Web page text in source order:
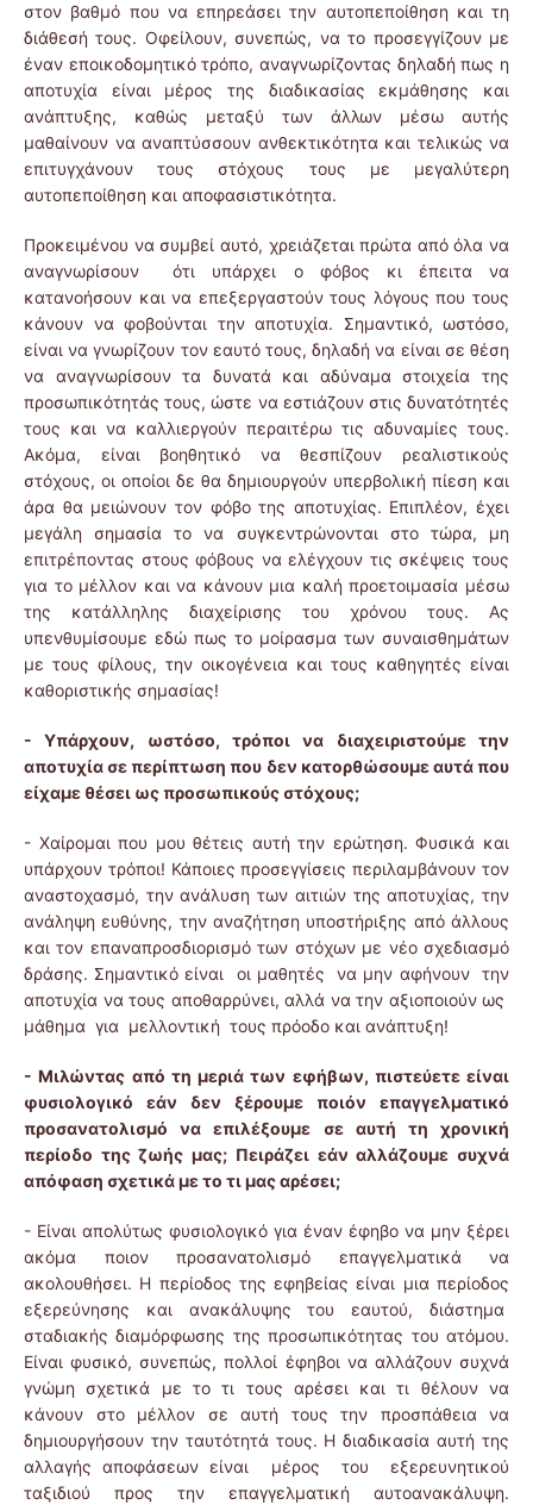
στον βαθμό που να επηρεάσει την αυτοπεποίθηση και τη
διάθεσή τους. Οφείλουν, συνεπώς, να το προσεγγίζουν με
έναν εποικοδομητικό τρόπο, αναγνωρίζοντας δηλαδή πως η
αποτυχία είναι μέρος της διαδικασίας εκμάθησης και
ανάπτυξης, καθώς μεταξύ των άλλων μέσω αυτής
μαθαίνουν να αναπτύσσουν ανθεκτικότητα και τελικώς να
επιτυγχάνουν τους στόχους τους με μεγαλύτερη
αυτοπεποίθηση και αποφασιστικότητα.
Προκειμένου να συμβεί αυτό, χρειάζεται πρώτα από όλα να
αναγνωρίσουν ότι υπάρχει ο φόβος κι έπειτα να
κατανοήσουν και να επεξεργαστούν τους λόγους που τους
κάνουν να φοβούνται την αποτυχία. Σημαντικό, ωστόσο,
είναι να γνωρίζουν τον εαυτό τους, δηλαδή να είναι σε θέση
να αναγνωρίσουν τα δυνατά και αδύναμα στοιχεία της
προσωπικότητάς τους, ώστε να εστιάζουν στις δυνατότητές
τους και να καλλιεργούν περαιτέρω τις αδυναμίες τους.
Ακόμα, είναι βοηθητικό να θεσπίζουν ρεαλιστικούς
στόχους, οι οποίοι δε θα δημιουργούν υπερβολική πίεση και
άρα θα μειώνουν τον φόβο της αποτυχίας. Επιπλέον, έχει
μεγάλη σημασία το να συγκεντρώνονται στο τώρα, μη
επιτρέποντας στους φόβους να ελέγχουν τις σκέψεις τους
για το μέλλον και να κάνουν μια καλή προετοιμασία μέσω
της κατάλληλης διαχείρισης του χρόνου τους. Ας
υπενθυμίσουμε εδώ πως το μοίρασμα των συναισθημάτων
με τους φίλους, την οικογένεια και τους καθηγητές είναι
καθοριστικής σημασίας!
- Υπάρχουν, ωστόσο, τρόποι να διαχειριστούμε την
αποτυχία σε περίπτωση που δεν κατορθώσουμε αυτά που
είχαμε θέσει ως προσωπικούς στόχους;
- Χαίρομαι που μου θέτεις αυτή την ερώτηση. Φυσικά και
υπάρχουν τρόποι! Κάποιες προσεγγίσεις περιλαμβάνουν τον
αναστοχασμό, την ανάλυση των αιτιών της αποτυχίας, την
ανάληψη ευθύνης, την αναζήτηση υποστήριξης από άλλους
και τον επαναπροσδιορισμό των στόχων με νέο σχεδιασμό
δράσης. Σημαντικό είναι οι μαθητές να μην αφήνουν την
αποτυχία να τους αποθαρρύνει, αλλά να την αξιοποιούν ως
μάθημα για μελλοντική τους πρόοδο και ανάπτυξη!
- Μιλώντας από τη μεριά των εφήβων, πιστεύετε είναι
φυσιολογικό εάν δεν ξέρουμε ποιόν επαγγελματικό
προσανατολισμό να επιλέξουμε σε αυτή τη χρονική
περίοδο της ζωής μας; Πειράζει εάν αλλάζουμε συχνά
απόφαση σχετικά με το τι μας αρέσει;
- Είναι απολύτως φυσιολογικό για έναν έφηβο να μην ξέρει
ακόμα ποιον προσανατολισμό επαγγελματικά να
ακολουθήσει. Η περίοδος της εφηβείας είναι μια περίοδος
εξερεύνησης και ανακάλυψης του εαυτού, διάστημα
σταδιακής διαμόρφωσης της προσωπικότητας του ατόμου.
Είναι φυσικό, συνεπώς, πολλοί έφηβοι να αλλάζουν συχνά
γνώμη σχετικά με το τι τους αρέσει και τι θέλουν να
κάνουν στο μέλλον σε αυτή τους την προσπάθεια να
δημιουργήσουν την ταυτότητά τους. Η διαδικασία αυτή της
αλλαγής αποφάσεων είναι μέρος του εξερευνητικού
ταξιδιού προς την επαγγελματική αυτοανακάλυψη.